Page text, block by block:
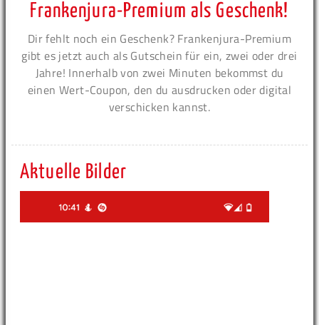
Frankenjura-Premium als Geschenk!
Dir fehlt noch ein Geschenk? Frankenjura-Premium
gibt es jetzt auch als Gutschein für ein, zwei oder drei
Jahre! Innerhalb von zwei Minuten bekommst du
einen Wert-Coupon, den du ausdrucken oder digital
verschicken kannst.
Aktuelle Bilder